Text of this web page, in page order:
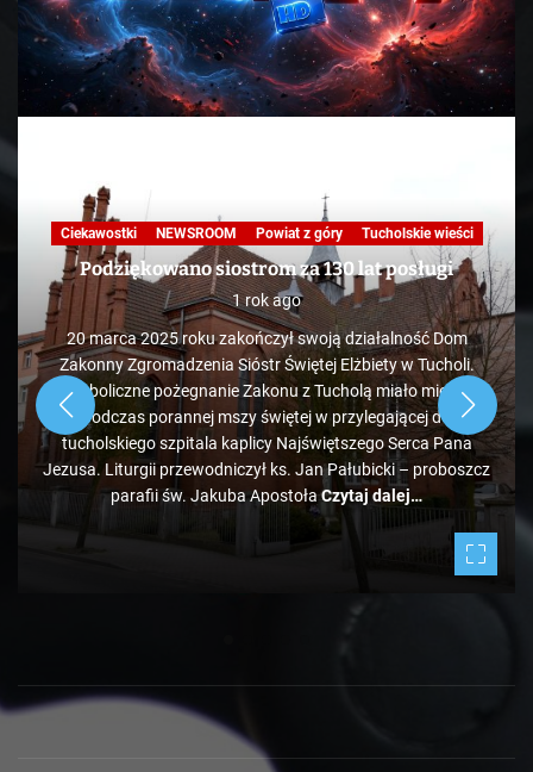
Ciekawostki NEWSROOM Powiat z góry Tucholskie wieści
Podziękowano siostrom za 130 lat posługi
1 rok ago
20 marca 2025 roku zakończył swoją działalność Dom
Zakonny Zgromadzenia Sióstr Świętej Elżbiety w Tucholi.
Symboliczne pożegnanie Zakonu z Tucholą miało miejsce
podczas porannej mszy świętej w przylegającej do
tucholskiego szpitala kaplicy Najświętszego Serca Pana
Jezusa. Liturgii przewodniczył ks. Jan Pałubicki – proboszcz
parafii św. Jakuba ApostołaCzytaj dalej…